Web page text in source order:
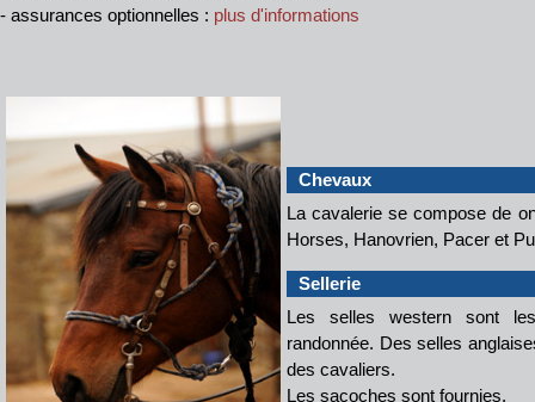
- assurances optionnelles : plus d'informations
Chevaux
La cavalerie se compose de
Horses, Hanovrien, Pacer et
Sellerie
Les selles western sont
randonnée. Des selles
des cavaliers.
Les sacoches sont fournies.